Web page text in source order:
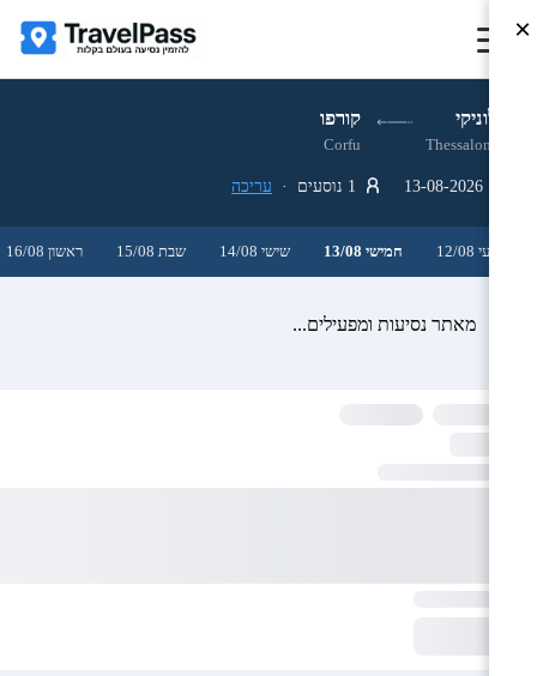
סלוניקי קורפו
Thessaloniki
Corfu
עריכה
רביעי 12/08 חמישי 13/08 שישי 14/08 שבת 15/08 ראשון 16/08
מאתר נסיעות ומפעילים...
×